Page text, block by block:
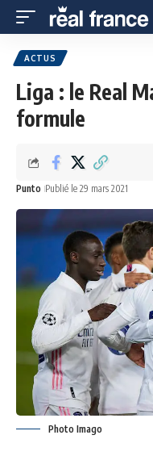
ACTUS
Liga : le Real
formule
Punto Publié le 29 mars 2021
Photo Imago